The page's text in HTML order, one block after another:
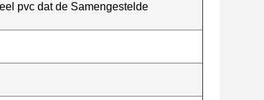
pvc dat de Samengestelde